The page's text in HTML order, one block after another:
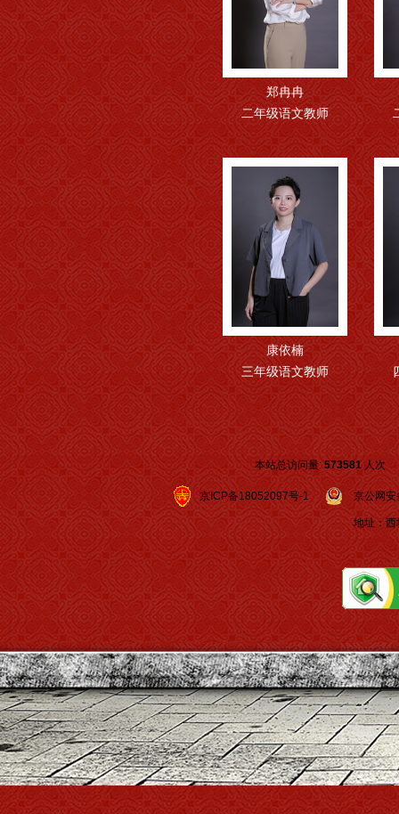
郑冉冉
二年级语文教师
康依楠
三年级语文教师
本站总访问量:573581人次
京ICP备18052097号-1 京公网安
地址：